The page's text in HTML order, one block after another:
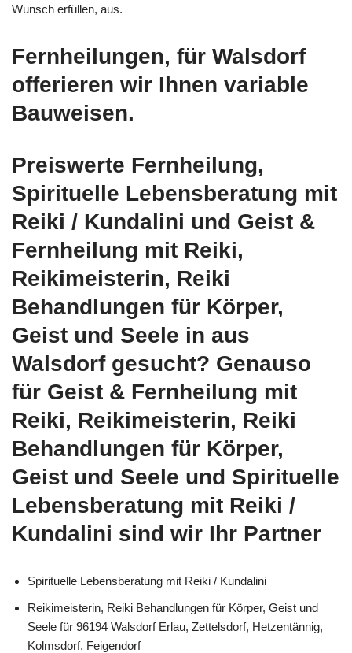
Wunsch erfüllen, aus.
Fernheilungen, für Walsdorf
offerieren wir Ihnen variable
Bauweisen.
Preiswerte Fernheilung,
Spirituelle Lebensberatung mit
Reiki / Kundalini und Geist &
Fernheilung mit Reiki,
Reikimeisterin, Reiki
Behandlungen für Körper,
Geist und Seele in aus
Walsdorf gesucht? Genauso
für Geist & Fernheilung mit
Reiki, Reikimeisterin, Reiki
Behandlungen für Körper,
Geist und Seele und Spirituelle
Lebensberatung mit Reiki /
Kundalini sind wir Ihr Partner
Spirituelle Lebensberatung mit Reiki / Kundalini
Reikimeisterin, Reiki Behandlungen für Körper, Geist und
Seele für 96194 Walsdorf Erlau, Zettelsdorf, Hetzentännig,
Kolmsdorf, Feigendorf